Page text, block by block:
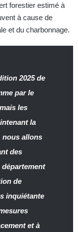
forestier estimé à
à cause de
et du charbonnage.
2025 de
par le
les
la
nous allons
des
de
inquiétante
et à